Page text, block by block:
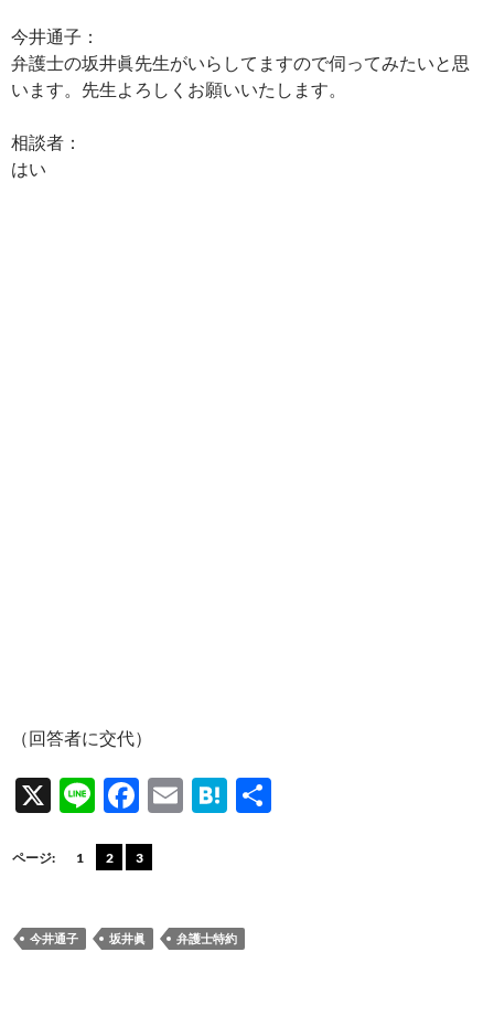
今井通子：
弁護士の坂井眞先生がいらしてますので伺ってみたいと思
います。先生よろしくお願いいたします。
相談者：
はい
（回答者に交代）
X
Li
e
F
e
o
E
H
a
ページ: 1 2 3
今井通子 坂井眞 弁護士特約